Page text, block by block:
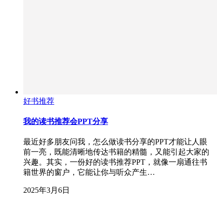
好书推荐
我的读书推荐会PPT分享
最近好多朋友问我，怎么做读书分享的PPT才能让人眼
前一亮，既能清晰地传达书籍的精髓，又能引起大家的
兴趣。其实，一份好的读书推荐PPT，就像一扇通往书
籍世界的窗户，它能让你与听众产生…
2025年3月6日